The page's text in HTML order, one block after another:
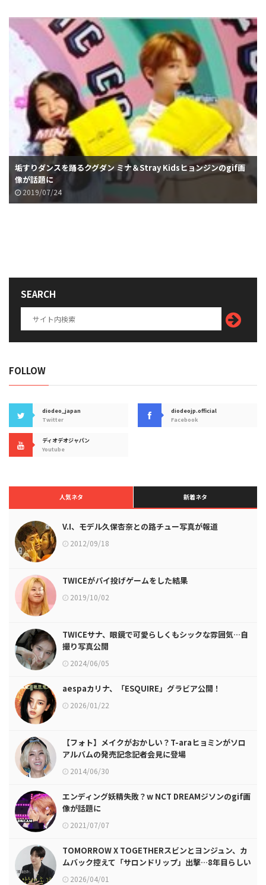
垢すりダンスを踊るクグダン ミナ＆Stray Kidsヒョンジンのgif画
像が話題に
2019/07/24
SEARCH
FOLLOW
diodeo_japan
Twitter
diodeojp.official
Facebook
ディオデオジャパン
Youtube
人気ネタ 新着ネタ
V.I、モデル久保杏奈との路チュー写真が報道
2012/09/18
TWICEがパイ投げゲームをした結果
2019/10/02
TWICEサナ、眼鏡で可愛らしくもシックな雰囲気…自
撮り写真公開
2024/06/05
aespaカリナ、「ESQUIRE」グラビア公開！
2026/01/22
【フォト】メイクがおかしい？T-araヒョミンがソロ
アルバムの発売記念記者会見に登場
2014/06/30
エンディング妖精失敗？w NCT DREAMジソンのgif画
像が話題に
2021/07/07
TOMORROW X TOGETHERスビンとヨンジュン、カ
ムバック控えて「サロンドリップ」出撃…8年目らしい
絆の深い呼吸に注目
2026/04/01